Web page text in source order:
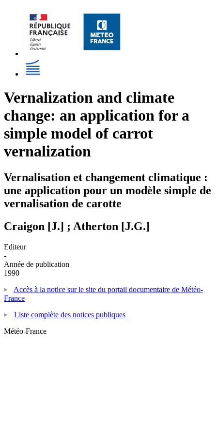
Vernalization and climate
change: an application for a
simple model of carrot
vernalization
Vernalisation et changement climatique :
une application pour un modèle simple de
vernalisation de carotte
Craigon [J.] ; Atherton [J.G.]
Editeur
-
Année de publication
1990
Accès à la notice sur le site du portail documentaire de Météo-
France
Liste complète des notices publiques
Météo-France